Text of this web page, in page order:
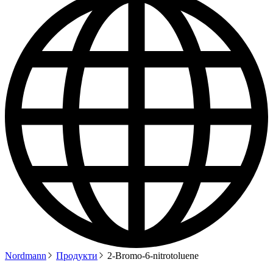
Nordmann Продукти 2-Bromo-6-nitrotoluene